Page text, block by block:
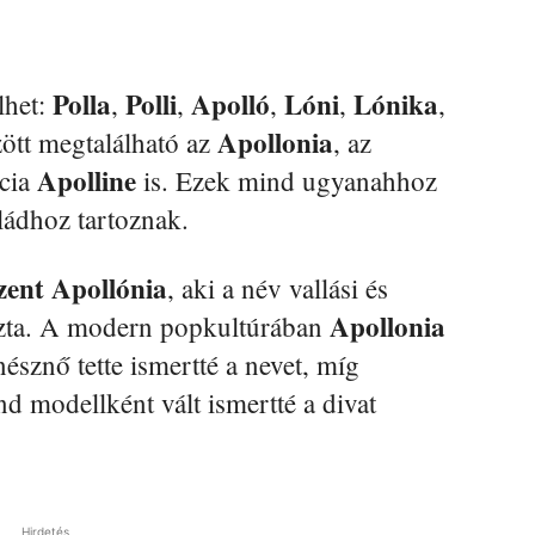
Polla, Polli, Apolló, Lóni, Lónika,
megtalálható az Apollonia, az
Apolline is. Ezek mind ugyanahhoz
tartoznak.
Apollónia, aki a név vallási és
A modern popkultúrában Apollonia
tette ismertté a nevet, míg
modellként vált ismertté a divat
Hirdetés